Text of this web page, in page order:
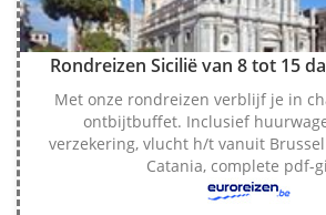
Rondreizen Sicilië van 8 tot 15
Met onze rondreizen verblijf je in
ontbijtbuffet. Inclusief
verzekering, vlucht h/t vanuit
Catania, complete pdf-